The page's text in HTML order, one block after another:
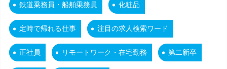
鉄道乗務員・船舶乗務員 化粧品
定時で帰れる仕事 注目の求人検索ワード
正社員 リモートワーク・在宅勤務 第二新卒